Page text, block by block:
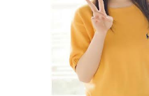
【緊縮財政が原因】
【住民を威圧】熊本被
このコワモテ男は何者
高市早苗さん、相手に